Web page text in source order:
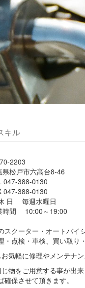
キル
2203
県松戸市六高台8-46
047-388-0130
047-388-0130
日 毎週水曜日
時間 10:00～19:00
クーター・オートバイ
・点検・車検、買い取
気軽に修理やメンテナン
物をご用意する事が出
保させて頂きます。